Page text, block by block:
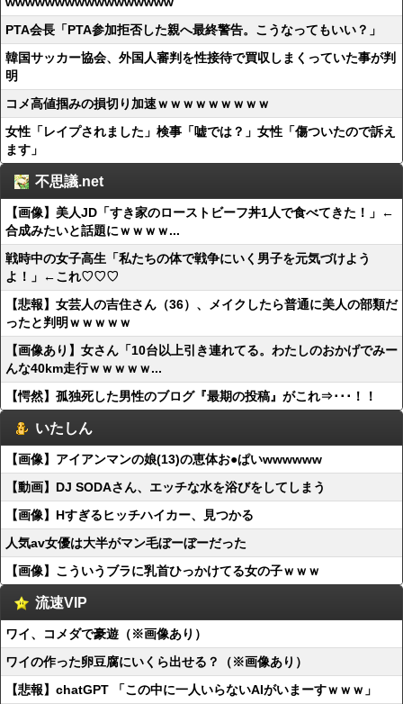
PTA会長「PTA参加拒否した親へ最終警告。こうなってもいい？」
韓国サッカー協会、外国人審判を性接待で買収しまくっていた事が判
明
コメ高値掴みの損切り加速ｗｗｗｗｗｗｗｗｗ
女性「レイプされました」検事「嘘では？」女性「傷ついたので訴え
ます」
不思議.net
【画像】美人JD「すき家のローストビーフ丼1人で食べてきた！」←
合成みたいと話題にｗｗｗｗ...
戦時中の女子高生「私たちの体で戦争にいく男子を元気づけよう
よ！」←これ♡♡♡
【悲報】女芸人の吉住さん（36）、メイクしたら普通に美人の部類だ
ったと判明ｗｗｗｗｗ
【画像あり】女さん「10台以上引き連れてる。わたしのおかげでみー
んな40km走行ｗｗｗｗｗ...
【愕然】孤独死した男性のブログ『最期の投稿』がこれ⇒･･･！！
いたしん
【画像】アイアンマンの娘(13)の恵体お●ぱいwwwwww
【動画】DJ SODAさん、エッチな水を浴びをしてしまう
【画像】Hすぎるヒッチハイカー、見つかる
人気av女優は大半がマン毛ぼーぼーだった
【画像】こういうブラに乳首ひっかけてる女の子ｗｗｗ
流速VIP
ワイ、コメダで豪遊（※画像あり）
ワイの作った卵豆腐にいくら出せる？（※画像あり）
【悲報】chatGPT 「この中に一人いらないAIがいまーすｗｗｗ」